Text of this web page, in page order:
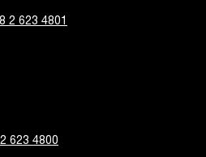
2 623 4801
623 4800